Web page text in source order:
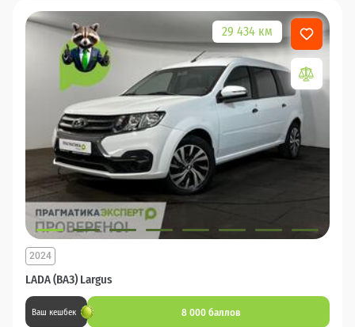
29 434 км
LADA (ВАЗ) Largus
2024
Ваш кешбек 8 000 баллов